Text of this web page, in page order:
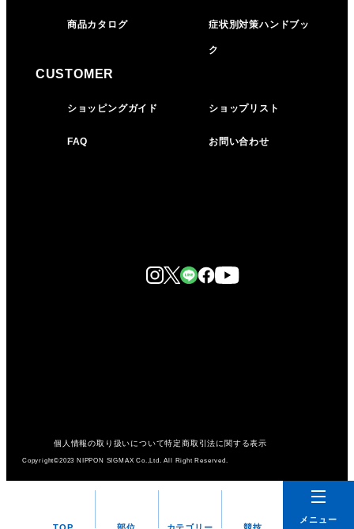
メニュー
商品カタログ 症状別対策ハンドブッ
ク
CUSTOMER
ショッピングガイド ショップリスト
FAQ お問い合わせ
個人情報の取り扱いについて特定商取引法に関する表示
Copyright©2023 NIPPON SIGMAX Co.,Ltd. All Right Reserved.